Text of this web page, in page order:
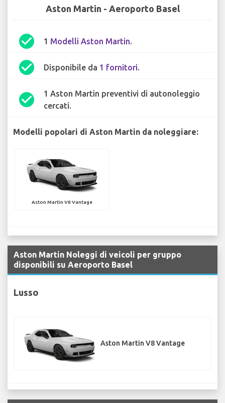
Aston Martin - Aeroporto Basel
check_circle 1 Modelli Aston Martin.
check_circle Disponibile da 1 fornitori.
check_circle
1 Aston Martin preventivi di autonoleggio
cercati.
Modelli popolari di Aston Martin da noleggiare:
Aston Martin V8 Vantage
Aston Martin Noleggi di veicoli per gruppo
disponibili su Aeroporto Basel
Lusso
Aston Martin V8 Vantage